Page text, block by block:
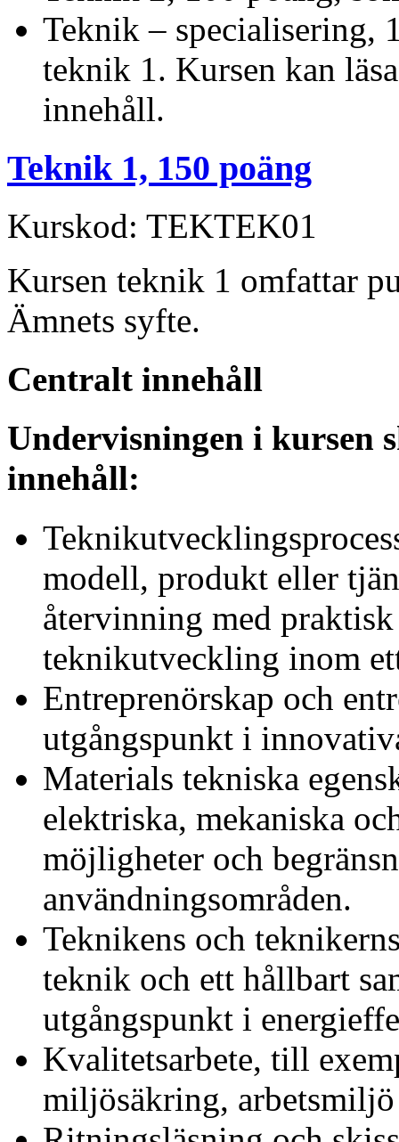
Teknik – specialisering,
teknik 1. Kursen kan
innehåll.
Teknik 1, 150 poäng
Kurskod: TEKTEK01
Kursen teknik 1 omfattar
Ämnets syfte.
Centralt innehåll
Undervisningen i kursen
innehåll:
modell, produkt eller
återvinning med
teknikutveckling inom
Entreprenörskap och
utgångspunkt i
Materials tekniska
elektriska, mekaniska
möjligheter och
användningsområden.
Teknikens och
teknik och ett hållbart
utgångspunkt i
Kvalitetsarbete, till
miljösäkring,